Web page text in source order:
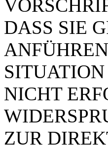
DASS SIE
NICHT
ZUR